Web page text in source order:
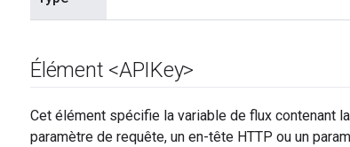
Élément <APIKey>
Cet élément spécifie la variable de flux contenant
paramètre de requête, un en-tête HTTP ou un